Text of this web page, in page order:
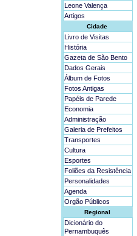
Leone Valença
Artigos
Cidade
Livro de Visitas
História
Gazeta de São Bento
Dados Gerais
Álbum de Fotos
Fotos Antigas
Papéis de Parede
Economia
Administração
Galeria de Prefeitos
Transportes
Cultura
Esportes
Foliões da Resistência
Personalidades
Agenda
Orgão Públicos
Regional
Dicionário do
Pernambuquês